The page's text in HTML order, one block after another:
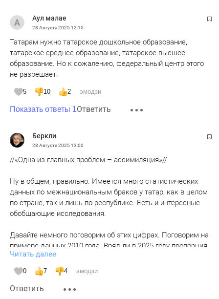
- певица Эльмира Каллимулина. Муж - Евгений
- оперная певица Аида Гарифуллина. Дочь Оливия (партнёр
неизвестен), муж Алексей Воробьёв
- актириса Нафиса Хайруллина. Муж Алексея Воробьев (?)
- Ильшат Аминов, ген директор ТНВ. Жена - Ольга. Дочь
- Сергей Когогин ген. директор КАМАЗа. 2 жены. 1 жена
Людмила. Дети Константин. 2 жена Альфия Гумаровна
Когогина. Сын Максим.
- Эльвира Набиуллина. Председатель Центрального банка.
Муж - Ярослав Кузьминов. Сын Василий.
- Миляуша Айтуганова - руководитель «Татаркино».
Русский муж. Сын Тимур и дочь.
- Зельфира Трегулова. Экс- генеральный директор
- Ренат Агзамов. Известный российский кондитер. Жена
Валерия. Сын Тимур.
Аул малае
28 Августа 202512:15
Татарам нужно татарское дошкольное образование,
татарское среднее образование, татарское высшее
образование. Но к сожалению, федеральный центр этого
не разрешает.
5 10 2 эмодзи
Показать ответы 1Ответить
Беркли
28 Августа 202513:00
//«Одна из главных проблем – ассимиляция»//
Ну в общем, правильно. Имеется много статистических
данных по межнациональным браков у татар, как в целом
по стране, так и лишь по республике. Есть и интересные
обобщающие исследования.
Давайте немного поговорим об этих цифрах. Поговорим на
примере данных 2010 года. Вряд ли в 2025 году пропорция
межнациональных браков изменилась.
Так в 2010 году у татар было 762566 супружеских пар. Из
них 31,6% находились в смешанных браках, где мужем
Читать далее
0 7 4 эмодзи
Ответить